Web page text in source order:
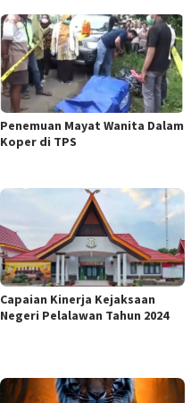
Penemuan Mayat Wanita Dalam
Koper di TPS
Capaian Kinerja Kejaksaan
Negeri Pelalawan Tahun 2024